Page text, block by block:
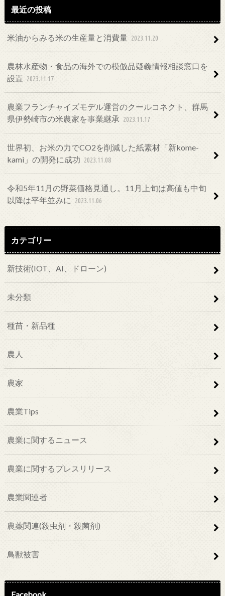
最近の投稿
米油からみる米の生産量と消費量 2023.11.20
農林水産物・食品の海外での模倣品疑義情報相談窓口を
設置 2023.11.17
農業フランチャイズモデル運営のクールコネクト、群馬
県伊勢崎市の米農家を事業継承 2023.11.17
世界初、お米の力でCO2を削減した紙素材「新kome-
kami」の開発に成功 2023.11.08
令和5年11月の野菜価格見通し。11月上旬は高値も中旬
以降は平年並みに
2023.11.06
カテゴリー
新技術(IOT、AI、ドローン)
未分類
種苗・新品種
農人
農家
農業Tips
農業に関するニュース
農業に関するプレスリリース
農業関連者
農薬関連(殺虫剤・殺菌剤)
鳥獣被害